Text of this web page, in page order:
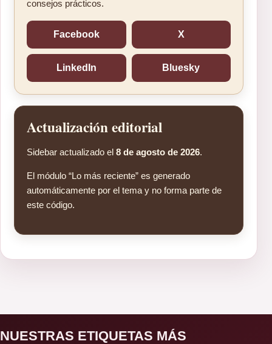
consejos prácticos.
Facebook X
LinkedIn Bluesky
Actualización editorial
Sidebar actualizado el 8 de agosto de 2026.
El módulo “Lo más reciente” es generado
automáticamente por el tema y no forma parte de
este código.
NUESTRAS ETIQUETAS MÁS